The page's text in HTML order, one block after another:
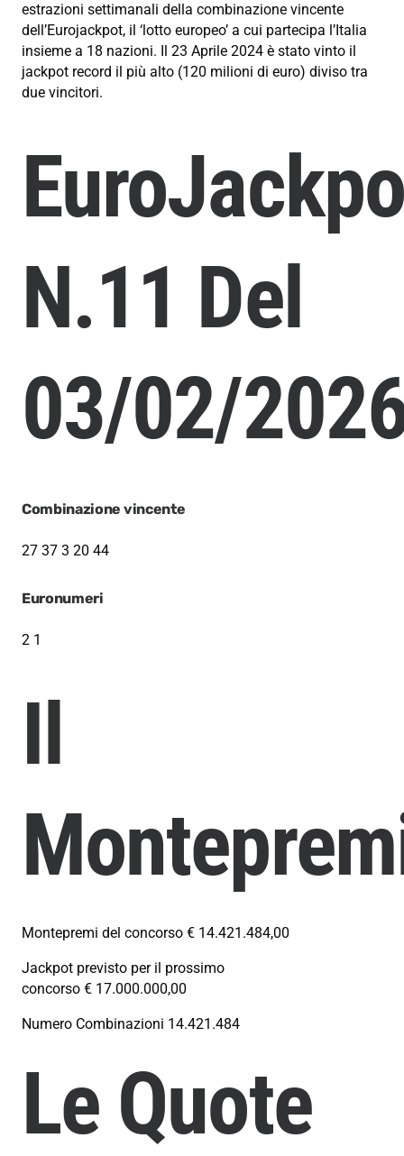
estrazioni settimanali della combinazione vincente
dell’Eurojackpot, il ‘lotto europeo’ a cui partecipa l’Italia
insieme a 18 nazioni. Il 23 Aprile 2024 è stato vinto il
jackpot record il più alto (120 milioni di euro) diviso tra
due vincitori.
N.11 Del
03/02/
Combinazione vincente
27 37 3 20 44
Euronumeri
2 1
Il
Montepremi del concorso € 14.421.484,00
Jackpot previsto per il prossimo
concorso € 17.000.000,00
Numero Combinazioni 14.421.484
Le Quote